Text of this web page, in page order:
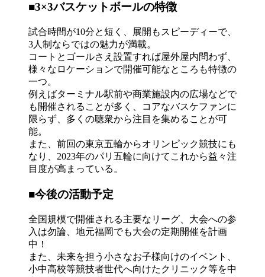
■3×3バスケットボールの特徴
試合時間が10分と短く、展開もスピーディーで、
3人制ならではの魅力が満載。
コートとゴールさえ設置すれば屋外屋内問わず、
様々なロケーションで開催可能なところも特徴の
一つ。
例えばターミナル駅前や商業施設内の広場などで
も開催されることが多く、コアなバスケファンに
限らず、多くの聴衆から注目を集めることが可
能。
また、前回の東京五輪からオリンピック競技にも
なり、2023年のパリ五輪に向けてこれから益々注
目度が高まっている。
■今後の活動予定
全国規模で開催される主要なリーグ、大会への参
入は勿論、地元福岡でも大会の定期開催を計画
中！
また、未来を担う小さなお子様向けのイベント、
小中高校等競技者世代へ向けたクリニック等を中